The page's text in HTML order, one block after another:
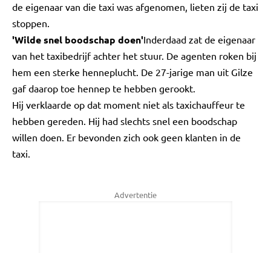
de eigenaar van die taxi was afgenomen, lieten zij de taxi
stoppen.
'Wilde snel boodschap doen'Inderdaad zat de eigenaar
van het taxibedrijf achter het stuur. De agenten roken bij
hem een sterke henneplucht. De 27-jarige man uit Gilze
gaf daarop toe hennep te hebben gerookt.
Hij verklaarde op dat moment niet als taxichauffeur te
hebben gereden. Hij had slechts snel een boodschap
willen doen. Er bevonden zich ook geen klanten in de
taxi.
Advertentie